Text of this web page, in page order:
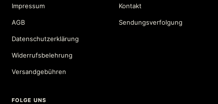
Impressum
AGB
Datenschutzerklärung
Widerrufsbelehrung
Versandgebühren
Kontakt
Sendungsverfolgung
FOLGE UNS